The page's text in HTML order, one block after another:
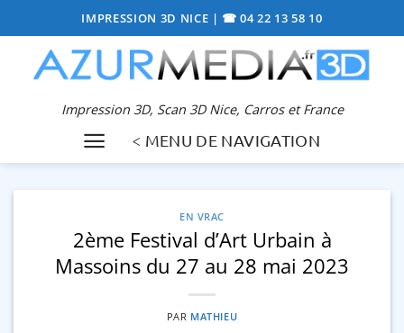
au
contenu
IMPRESSION 3D NICE | ☎ 04 22 13 58 10
Impression 3D, Scan 3D Nice, Carros et France
< MENU DE NAVIGATION
EN VRAC
2ème Festival d’Art Urbain à
Massoins du 27 au 28 mai 2023
PAR MATHIEU